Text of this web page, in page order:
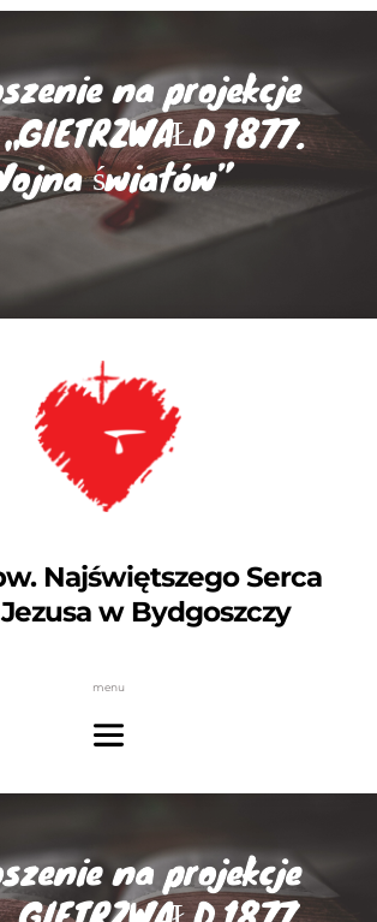
na projekcje
1877.
światów”
Najświętszego Serca
w Bydgoszczy
menu
na projekcje